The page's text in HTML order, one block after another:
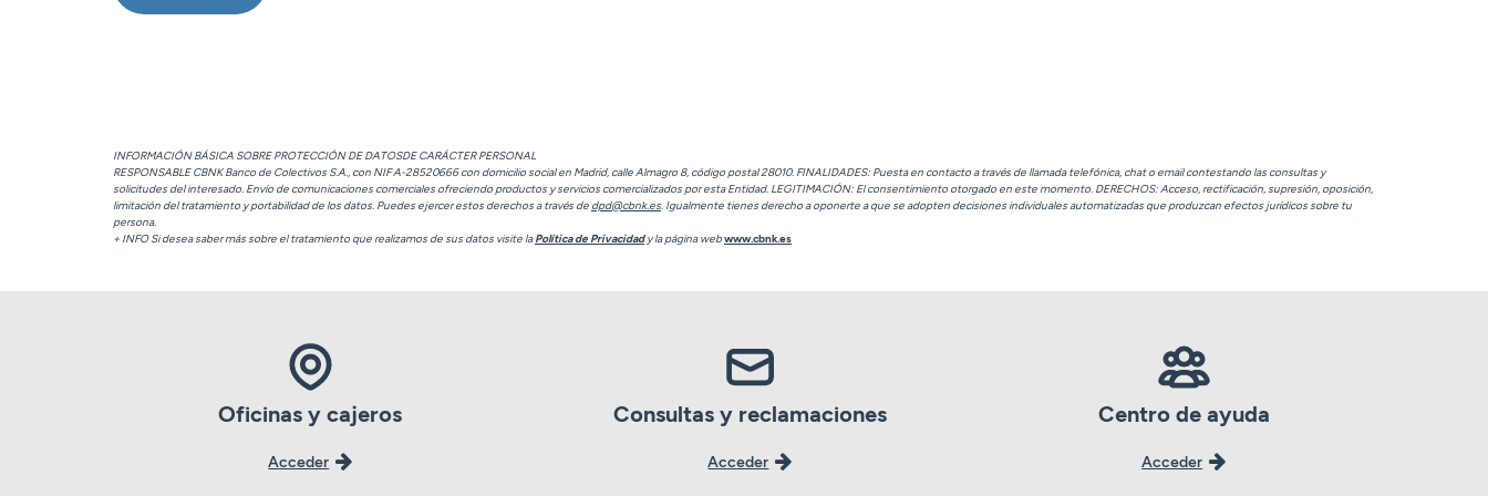
INFORMACIÓN BÁSICA SOBRE PROTECCIÓN DE DATOSDE CARÁCTER PERSONAL
RESPONSABLE CBNK Banco de Colectivos S.A., con NIF A-28520666 con domicilio social en Madrid, calle Almagro 8, código postal 28010. FINALIDADES: Puesta en contacto a través de llamada telefónica, chat o email contestando las consultas y
solicitudes del interesado. Envío de comunicaciones comerciales ofreciendo productos y servicios comercializados por esta Entidad. LEGITIMACIÓN: El consentimiento otorgado en este momento. DERECHOS: Acceso, rectificación, supresión, oposición,
limitación del tratamiento y portabilidad de los datos. Puedes ejercer estos derechos a través de dpd@cbnk.es. Igualmente tienes derecho a oponerte a que se adopten decisiones individuales automatizadas que produzcan efectos jurídicos sobre tu
persona.
+ INFO Si desea saber más sobre el tratamiento que realizamos de sus datos visite la Política de Privacidady la página webwww.cbnk.es
Oficinas y cajeros
Acceder
Consultas y reclamaciones
Acceder
Centro de ayuda
Acceder